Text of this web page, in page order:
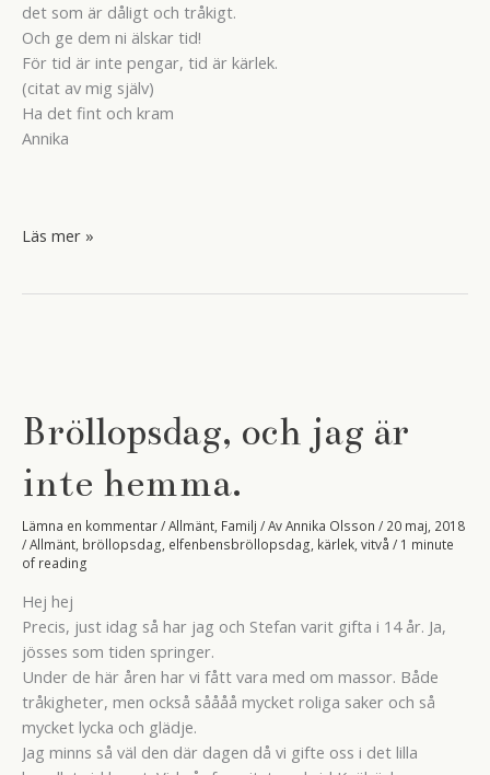
det som är dåligt och tråkigt.
Och ge dem ni älskar tid!
För tid är inte pengar, tid är kärlek.
(citat av mig själv)
Ha det fint och kram
Annika
Att
Läs mer »
Bröllopsdag, och jag är
inte hemma.
Lämna en kommentar/Allmänt, Familj / AvAnnika Olsson / 20 maj, 2018
/Allmänt, bröllopsdag, elfenbensbröllopsdag, kärlek, vitvå / 1 minute
of reading
Hej hej
Precis, just idag så har jag och Stefan varit gifta i 14 år. Ja,
jösses som tiden springer.
Under de här åren har vi fått vara med om massor. Både
tråkigheter, men också såååå mycket roliga saker och så
mycket lycka och glädje.
Jag minns så väl den där dagen då vi gifte oss i det lilla